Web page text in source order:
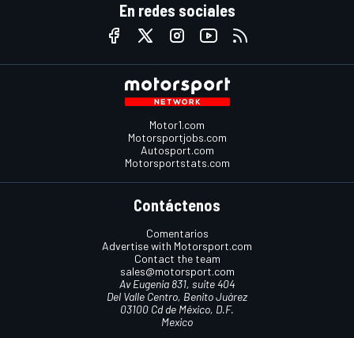
En redes sociales
Motor1.com
Motorsportjobs.com
Autosport.com
Motorsportstats.com
Contáctenos
Comentarios
Advertise with Motorsport.com
Contact the team
sales@motorsport.com
Av Eugenia 831, suite 404
Del Valle Centro, Benito Juárez
03100 Cd de México, D.F.
Mexico